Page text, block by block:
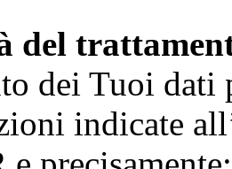
del
dei Tuoi dati
indicate